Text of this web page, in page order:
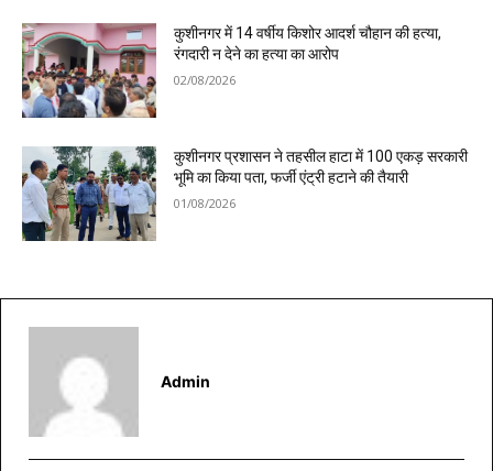
कुशीनगर में 14 वर्षीय किशोर आदर्श चौहान की हत्या,
रंगदारी न देने का हत्या का आरोप
02/08/2026
कुशीनगर प्रशासन ने तहसील हाटा में 100 एकड़ सरकारी
भूमि का किया पता, फर्जी एंट्री हटाने की तैयारी
01/08/2026
Admin